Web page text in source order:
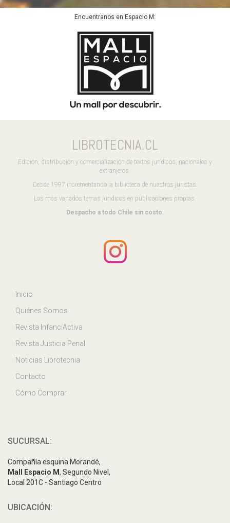
Encuentranos en Espacio M:
LIBROTECNIA.CL
Edición, distribución y comercialización de textos jurídicos, nacionales y
extranjeros.
Desde 1997 incrementando la biblioteca de nuestros juristas.
Los más variados temas juridicos en publicaciones propias.
Despacho a todo Chile sin costo.
Inicio
Quiénes Somos
Revista InfanciActiva
Revista Justicia Penal
Noticias Librotecnia
Contacto
Cómo Comprar
SUCURSAL:
Compañía esquina Morandé,
Mall Espacio M, Segundo Nivel,
Local 201C - Santiago Centro
UBICACIÓN: